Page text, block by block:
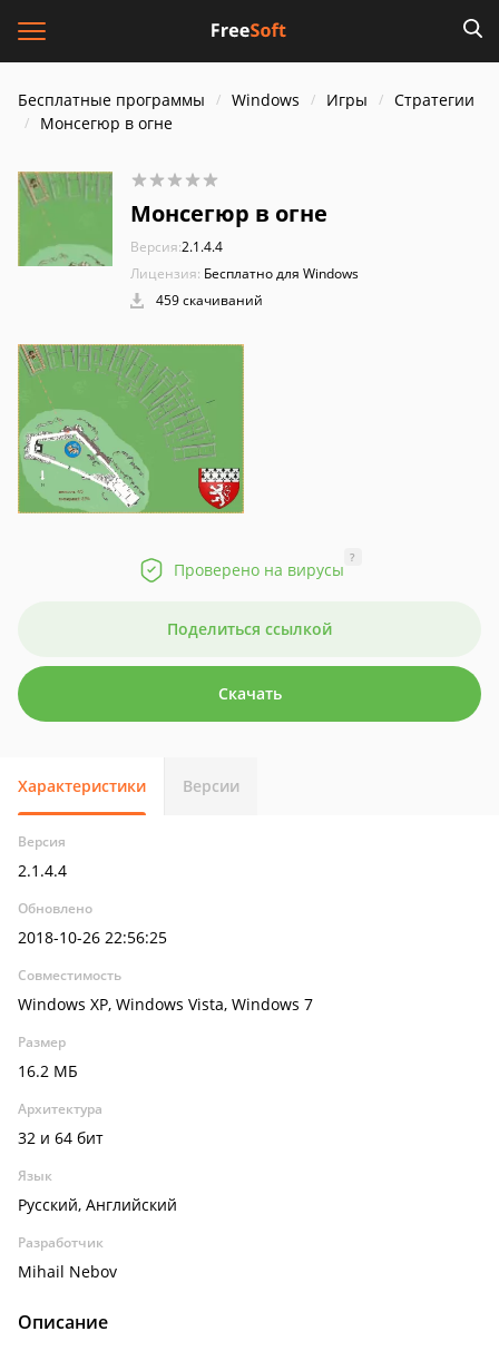
Бесплатные программы Windows Игры
Стратегии
Монсегюр в огне
Монсегюр в огне
Версия:2.1.4.4
Лицензия: Бесплатно для Windows
459 скачиваний
Проверено на вирусы
?
Поделиться ссылкой
Скачать
Характеристики Версии
Версия
2.1.4.4
Обновлено
2018-10-26 22:56:25
Совместимость
Windows XP, Windows Vista, Windows 7
Размер
16.2 МБ
Архитектура
32 и 64 бит
Язык
Русский, Английский
Разработчик
Mihail Nebov
Описание